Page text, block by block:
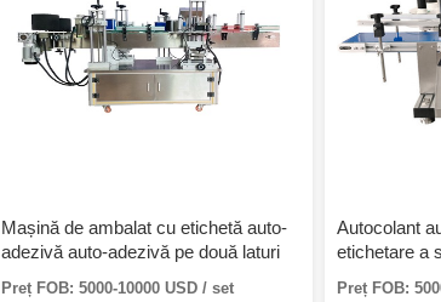
Mașină de ambalat cu etichetă auto-
adezivă auto-adezivă pe două laturi
Preț FOB: 5000-10000 USD / set
Autocolant
etichetare a
Preț FOB: